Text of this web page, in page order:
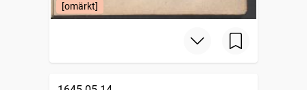
[omärkt]